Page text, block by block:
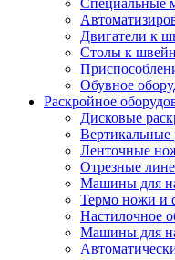
Двигатели к
Столы к
Обувное
Раскройное
Дисковые
Ленточные
Отрезные
Машины для
Термо ножи и
Настилочное
Машины для